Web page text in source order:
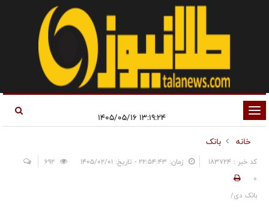
تغییر
وضعیت
ناوبری
خانه
بانک
کد خبر : 183724 زمان: ۲۲:۵۴:۴۳ - تاریخ: ۱۴۰۵/۰۲/۰۱
0
بانک دی/